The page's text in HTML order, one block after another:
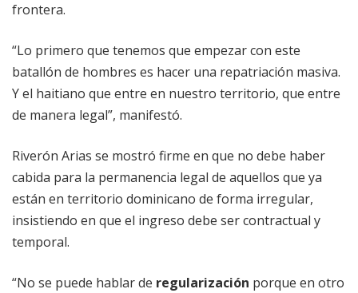
frontera.
“Lo primero que tenemos que empezar con este
batallón de hombres es hacer una repatriación masiva.
Y el haitiano que entre en nuestro territorio, que entre
de manera legal”, manifestó.
Riverón Arias se mostró firme en que no debe haber
cabida para la permanencia legal de aquellos que ya
están en territorio dominicano de forma irregular,
insistiendo en que el ingreso debe ser contractual y
temporal.
“No se puede hablar de regularización porque en otro